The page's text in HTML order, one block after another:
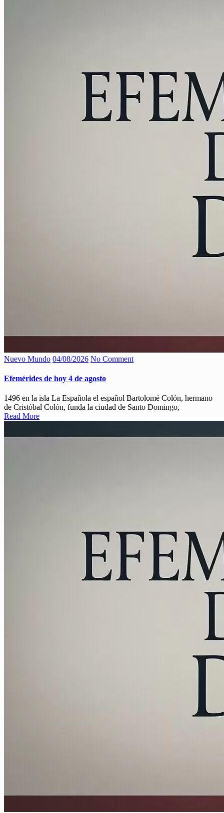
Nuevo Mundo 04/08/2026 No Comment
Efemérides de hoy 4 de agosto
1496 en la isla La Española el español Bartolomé Colón, hermano
de Cristóbal Colón, funda la ciudad de Santo Domingo,
Read More